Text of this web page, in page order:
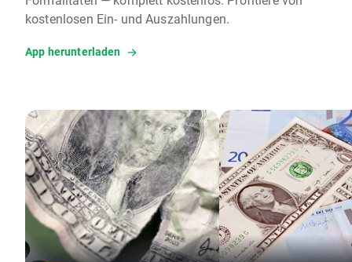
kostenlosen Ein- und Auszahlungen.
App herunterladen